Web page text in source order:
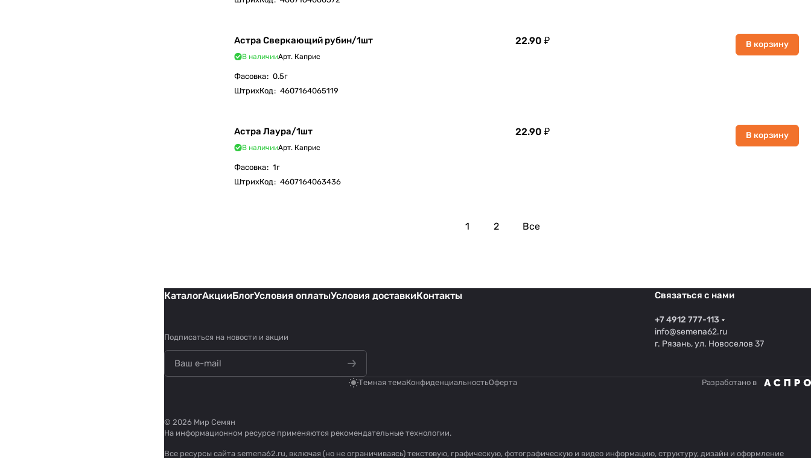
Астра Сверкающий рубин/1шт
В наличииАрт. Каприс
22.90 ₽ В корзину
Фасовка: 0.5г
ШтрихКод: 4607164065119
Астра Лаура/1шт
В наличииАрт. Каприс
22.90 ₽ В корзину
Фасовка: 1г
ШтрихКод: 4607164063436
1 2 Все
КаталогАкцииБлогУсловия оплатыУсловия доставкиКонтакты
Подписаться на новости и акции
Связаться с нами
+7 4912 777-113
info@semena62.ru
г. Рязань, ул. Новоселов 37
Темная темаКонфиденциальностьОферта Разработано в
© 2026 Мир Семян
На информационном ресурсе применяются рекомендательные технологии.
Все ресурсы сайта semena62.ru, включая (но не ограничиваясь) текстовую, графическую, фотографическую и видео информацию, структуру, дизайн и оформление